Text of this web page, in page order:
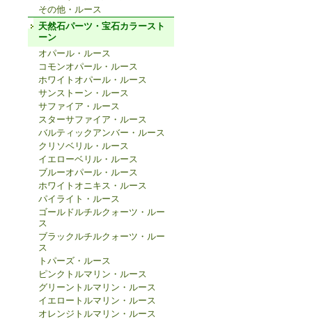
その他・ルース
天然石パーツ・宝石カラースト
ーン
オパール・ルース
コモンオパール・ルース
ホワイトオパール・ルース
サンストーン・ルース
サファイア・ルース
スターサファイア・ルース
バルティックアンバー・ルース
クリソベリル・ルース
イエローベリル・ルース
ブルーオパール・ルース
ホワイトオニキス・ルース
パイライト・ルース
ゴールドルチルクォーツ・ルー
ス
ブラックルチルクォーツ・ルー
ス
トパーズ・ルース
ピンクトルマリン・ルース
グリーントルマリン・ルース
イエロートルマリン・ルース
オレンジトルマリン・ルース